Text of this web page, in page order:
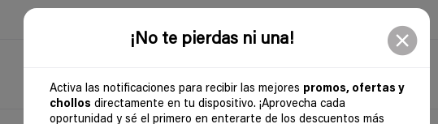
¡No te pierdas ni una!
Activa las notificaciones para recibir las mejores promos, ofertas y
chollos directamente en tu dispositivo. ¡Aprovecha cada
oportunidad y sé el primero en enterarte de los descuentos más